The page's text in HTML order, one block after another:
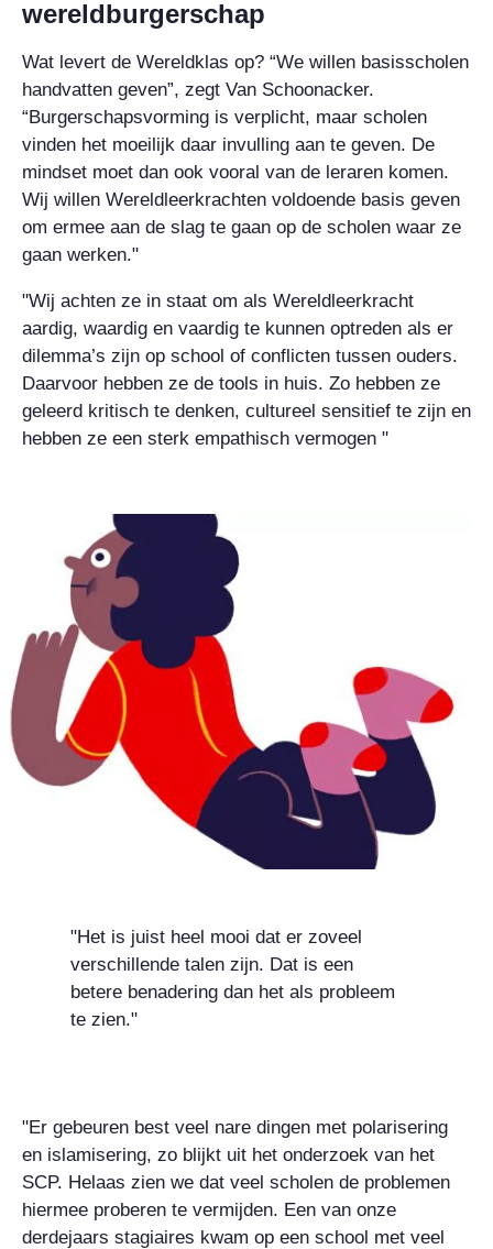
wereldburgerschap
Wat levert de Wereldklas op? “We willen basisscholen
handvatten geven”, zegt Van Schoonacker.
“Burgerschapsvorming is verplicht, maar scholen
vinden het moeilijk daar invulling aan te geven. De
mindset moet dan ook vooral van de leraren komen.
Wij willen Wereldleerkrachten voldoende basis geven
om ermee aan de slag te gaan op de scholen waar ze
gaan werken."
"Wij achten ze in staat om als Wereldleerkracht
aardig, waardig en vaardig te kunnen optreden als er
dilemma’s zijn op school of conflicten tussen ouders.
Daarvoor hebben ze de tools in huis. Zo hebben ze
geleerd kritisch te denken, cultureel sensitief te zijn en
hebben ze een sterk empathisch vermogen "
"Het is juist heel mooi dat er zoveel
verschillende talen zijn. Dat is een
betere benadering dan het als probleem
te zien."
"Er gebeuren best veel nare dingen met polarisering
en islamisering, zo blijkt uit het onderzoek van het
SCP. Helaas zien we dat veel scholen de problemen
hiermee proberen te vermijden. Een van onze
derdejaars stagiaires kwam op een school met veel